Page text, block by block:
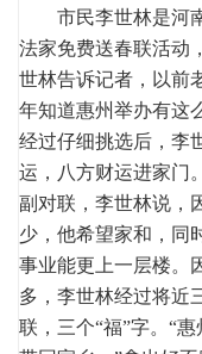
市民李世林是河南
法家免费送春联活动
世林告诉记者，以前
年知道惠州举办有这
经过仔细挑选后，李
运，八方财运进家门
副对联，李世林说，
少，他希望家和，同
事业能更上一层楼。
多，李世林经过将近
联，三个“福”字。“